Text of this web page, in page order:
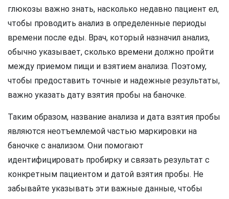
глюкозы важно знать, насколько недавно пациент ел,
чтобы проводить анализ в определенные периоды
времени после еды. Врач, который назначил анализ,
обычно указывает, сколько времени должно пройти
между приемом пищи и взятием анализа. Поэтому,
чтобы предоставить точные и надежные результаты,
важно указать дату взятия пробы на баночке.
Таким образом, название анализа и дата взятия пробы
являются неотъемлемой частью маркировки на
баночке с анализом. Они помогают
идентифицировать пробирку и связать результат с
конкретным пациентом и датой взятия пробы. Не
забывайте указывать эти важные данные, чтобы